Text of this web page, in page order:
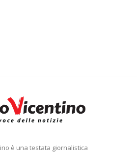
è una testata giornalistica